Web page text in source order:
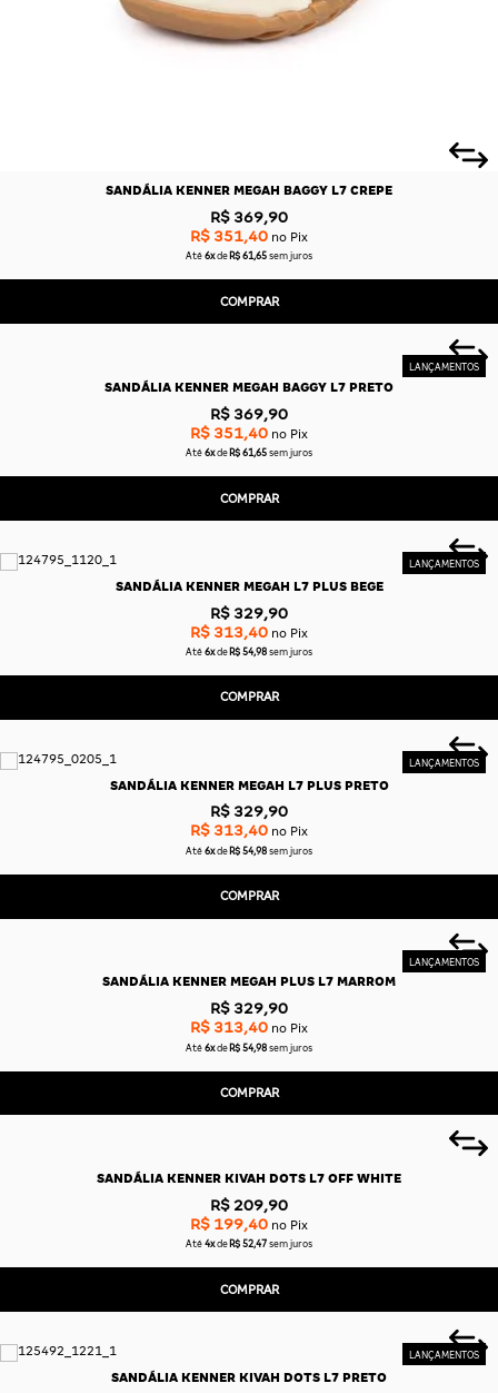
SANDÁLIA KENNER MEGAH BAGGY L7 CREPE
R$ 369,90
R$ 351,40 no Pix
Até 6x de R$ 61,65 sem juros
COMPRAR
SANDÁLIA KENNER MEGAH BAGGY L7 PRETO
R$ 369,90
R$ 351,40 no Pix
Até 6x de R$ 61,65 sem juros
COMPRAR
SANDÁLIA KENNER MEGAH L7 PLUS BEGE
R$ 329,90
R$ 313,40 no Pix
Até 6x de R$ 54,98 sem juros
COMPRAR
SANDÁLIA KENNER MEGAH L7 PLUS PRETO
R$ 329,90
R$ 313,40 no Pix
Até 6x de R$ 54,98 sem juros
COMPRAR
SANDÁLIA KENNER MEGAH PLUS L7 MARROM
R$ 329,90
R$ 313,40 no Pix
Até 6x de R$ 54,98 sem juros
COMPRAR
SANDÁLIA KENNER KIVAH DOTS L7 OFF WHITE
R$ 209,90
R$ 199,40 no Pix
Até 4x de R$ 52,47 sem juros
COMPRAR
SANDÁLIA KENNER KIVAH DOTS L7 PRETO